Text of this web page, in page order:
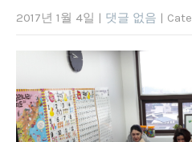
2017년 1월 4일 | 댓글 없음 |